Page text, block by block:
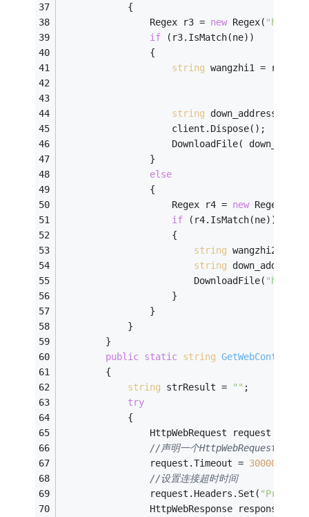
            {
                Regex r3 =
new Regex(
if (r3.IsMatch(ne))
                {
string wangzhi1 =
string down_address1 =
                    client.Dispose();
DownloadFile(
                }
else
                {
                    Regex r4 =
new Regex(@
if (r4.IsMatch(ne))
                    {
string wangzhi2 =
string
                        DownloadFile(
                    }
                }
            }
        }
public static string GetWebContent
        {
string strResult = "" ;
try
            {
HttpWebRequest request =
//声明一个HttpWebRequest请
                request.Timeout =
30000
//设置连接超时时间
                request.Headers.Set(
"Pragma"
HttpWebResponse response =